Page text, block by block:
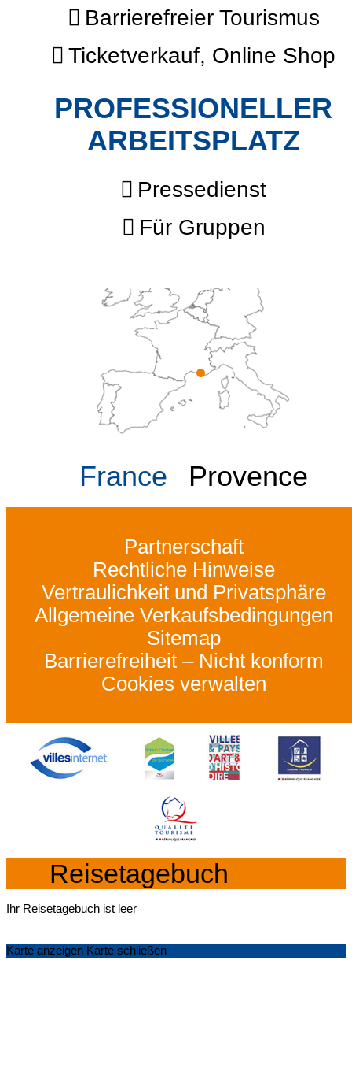
Barrierefreier Tourismus
Ticketverkauf, Online Shop
PROFESSIONELLER
ARBEITSPLATZ
Pressedienst
Für Gruppen
France Provence
Partnerschaft
Rechtliche Hinweise
Vertraulichkeit und Privatsphäre
Allgemeine Verkaufsbedingungen
Sitemap
Barrierefreiheit – Nicht konform
Cookies verwalten
Reisetagebuch
Ihr Reisetagebuch ist leer
Karte anzeigen Karte schließen